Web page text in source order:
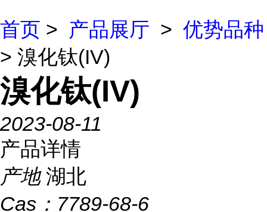
首页 > 产品展厅 > 优势品种
> 溴化钛(IV)
溴化钛(IV)
2023-08-11
产品详情
产地 湖北
Cas： 7789-68-6